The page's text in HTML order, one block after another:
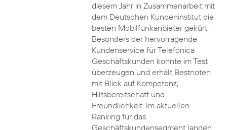
diesem Jahr in Zusammenarbeit mit
dem Deutschen Kundeninstitut die
besten Mobilfunkanbieter gekürt.
Besonders der hervorragende
Kundenservice für Telefónica
Geschäftskunden konnte im Test
überzeugen und erhält Bestnoten
mit Blick auf Kompetenz,
Hilfsbereitschaft und
Freundlichkeit. Im aktuellen
Ranking für das
Geschäftskundensegment landen